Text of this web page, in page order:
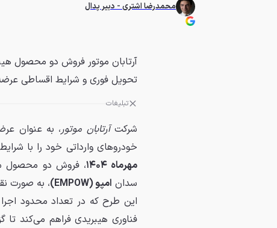
محمدرضا اشتری - دبیر پدال
تحویل فوری و شرایط اقساطی
تبلیغات
شرکتآرتابان موتور، به عنوان
خودروهای وارداتی خود را با
مهرماه ۱۴۰۴
، فروش دو محصول
سدان امپو (EMPOW) ، به صورت
این طرح که در تعداد محدود
فناوری هیبریدی فراهم می‌کند تا